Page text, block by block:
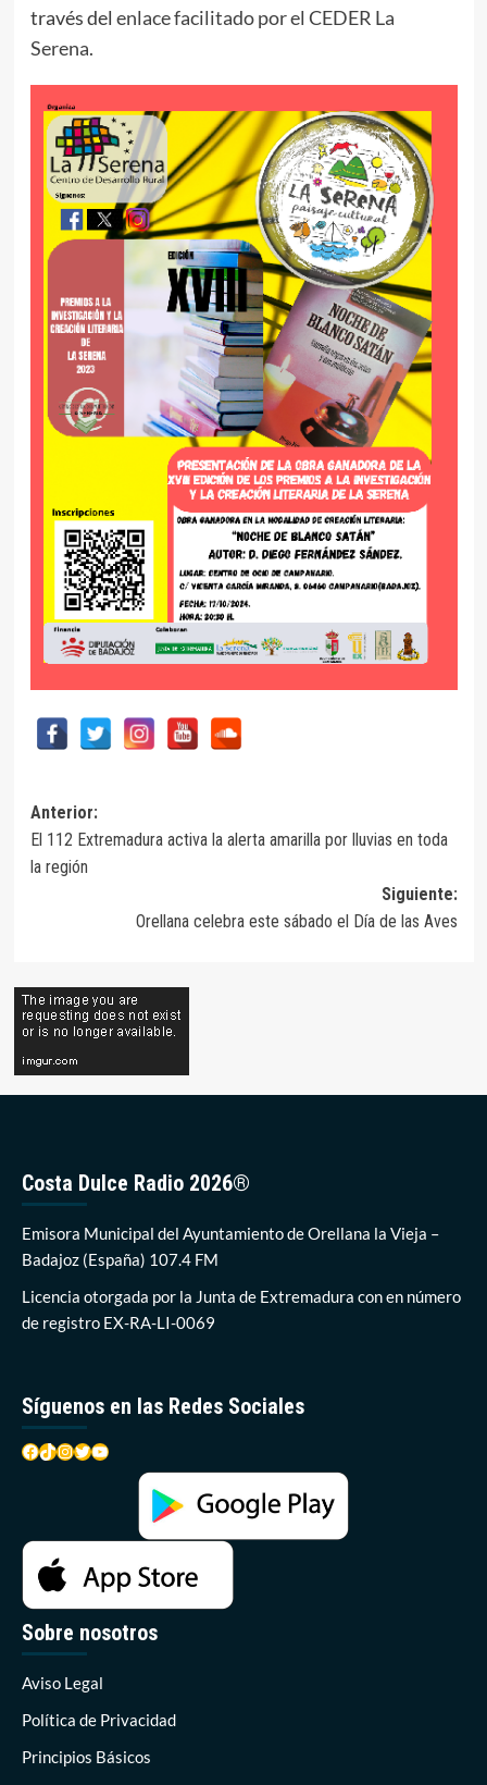
través del enlace facilitado por el CEDER La
Serena.
Navegación
de
entradas
Anterior:
El 112 Extremadura activa la alerta amarilla por lluvias en toda
la región
Siguiente:
Orellana celebra este sábado el Día de las Aves
Costa Dulce Radio 2026®
Emisora Municipal del Ayuntamiento de Orellana la Vieja –
Badajoz (España) 107.4 FM
Licencia otorgada por la Junta de Extremadura con en número
de registro EX-RA-LI-0069
Síguenos en las Redes Sociales
Facebook
TikTok
Instagram
Twitter
YouTube
Sobre nosotros
Aviso Legal
Política de Privacidad
Principios Básicos